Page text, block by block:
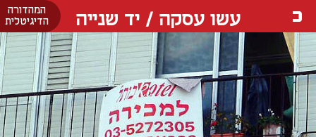
המהדורה
הדיגיטלית
עשו עסקה / יד שנייה